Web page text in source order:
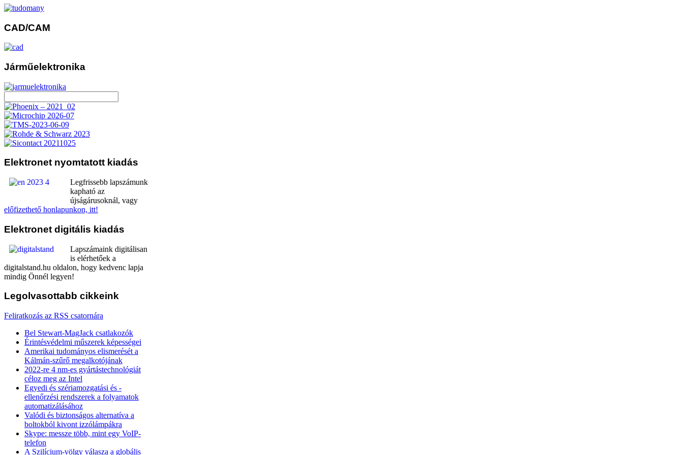
CAD/CAM
Járműelektronika
Elektronet nyomtatott kiadás
Legfrissebb lapszámunk
kapható az
újságárusoknál, vagy
előfizethető honlapunkon, itt!
Elektronet digitális kiadás
Lapszámaink digitálisan
is elérhetőek a
digitalstand.hu oldalon, hogy kedvenc lapja
mindig Önnél legyen!
Legolvasottabb cikkeink
Feliratkozás az RSS csatornára
Bel Stewart-MagJack csatlakozók
Érintésvédelmi műszerek képességei
Amerikai tudományos elismerését a
Kálmán-szűrő megalkotójának
2022-re 4 nm-es gyártástechnológiát
céloz meg az Intel
Egyedi és szériamozgatási és -
ellenőrzési rendszerek a folyamatok
automatizálásához
Valódi és biztonságos alternatíva a
boltokból kivont izzólámpákra
Skype: messze több, mint egy VoIP-
telefon
A Szilícium-völgy válasza a globális